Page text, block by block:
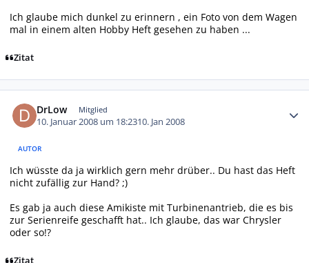
Ich glaube mich dunkel zu erinnern , ein Foto von dem Wagen
mal in einem alten Hobby Heft gesehen zu haben ...
Zitat
DrLow Mitglied
10. Januar 2008 um 18:2310. Jan 2008
AUTOR
Ich wüsste da ja wirklich gern mehr drüber.. Du hast das Heft
nicht zufällig zur Hand? ;)
Es gab ja auch diese Amikiste mit Turbinenantrieb, die es bis
zur Serienreife geschafft hat.. Ich glaube, das war Chrysler
oder so!?
Zitat